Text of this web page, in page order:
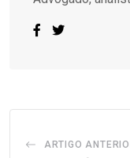
ARTIGO